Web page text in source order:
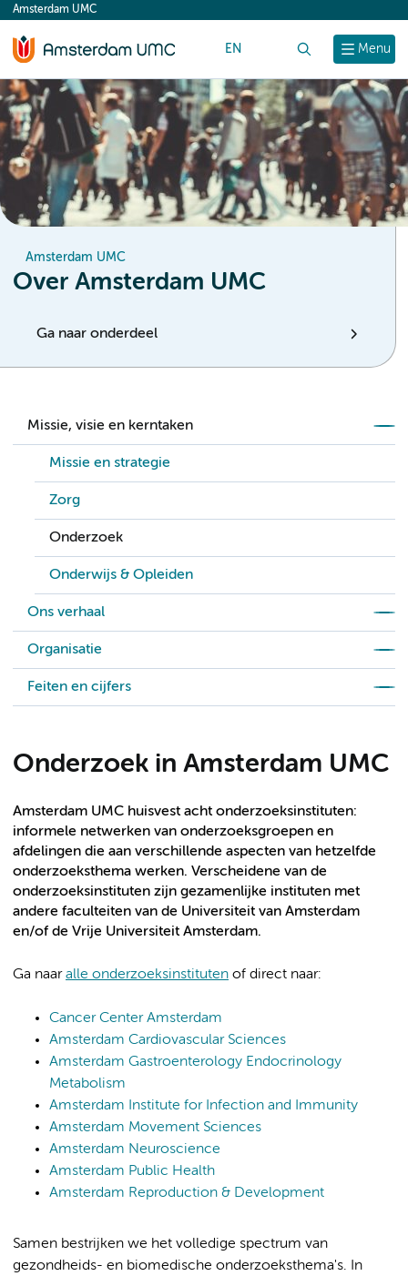
content
Menu
Amsterdam UMC
EN
Amsterdam UMC
Over Amsterdam UMC
Ga naar onderdeel
Missie, visie en kerntaken
Missie en strategie
Zorg
Onderzoek
Onderwijs & Opleiden
Ons verhaal
Organisatie
Feiten en cijfers
Onderzoek in Amsterdam UMC
Amsterdam UMC huisvest acht onderzoeksinstituten:
informele netwerken van onderzoeksgroepen en
afdelingen die aan verschillende aspecten van hetzelfde
onderzoeksthema werken. Verscheidene van de
onderzoeksinstituten zijn gezamenlijke instituten met
andere faculteiten van de Universiteit van Amsterdam
en/of de Vrije Universiteit Amsterdam.
Ga naaralle onderzoeksinstituten of direct naar:
Cancer Center Amsterdam
Amsterdam Cardiovascular Sciences
Amsterdam Gastroenterology Endocrinology
Metabolism
Amsterdam Institute for Infection and Immunity
Amsterdam Movement Sciences
Amsterdam Neuroscience
Amsterdam Public Health
Amsterdam Reproduction & Development
Samen bestrijken we het volledige spectrum van
gezondheids- en biomedische onderzoeksthema's. In